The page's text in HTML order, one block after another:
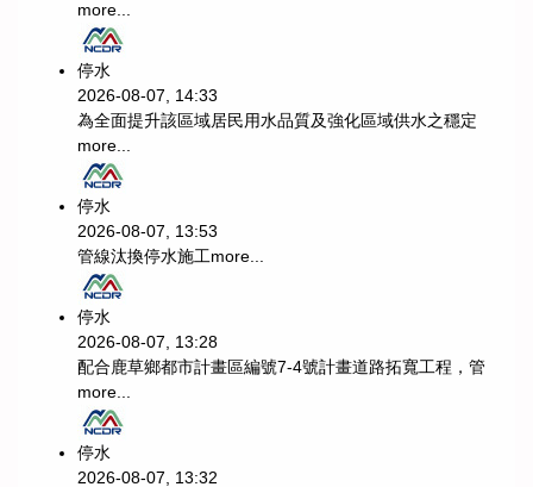
more...
停水
2026-08-07, 14:33
為全面提升該區域居民用水品質及強化區域供水之穩定
more...
停水
2026-08-07, 13:53
管線汰換停水施工more...
停水
2026-08-07, 13:28
配合鹿草鄉都市計畫區編號7-4號計畫道路拓寬工程，管
more...
停水
2026-08-07, 13:32